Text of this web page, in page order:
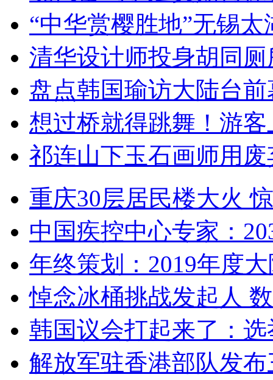
“中华赏樱胜地”无锡
清华设计师投身胡同
盘点韩国瑜访大陆台
想过桥就得跳舞！游客
祁连山下玉石画师用
重庆30层居民楼大火
中国疾控中心专家：
年终策划：2019年度
悼念冰桶挑战发起人
韩国议会打起来了：
解放军驻香港部队发